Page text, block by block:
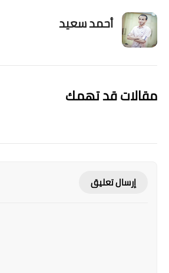
أحمد سعيد
مقالات قد تهمك
إرسال تعليق